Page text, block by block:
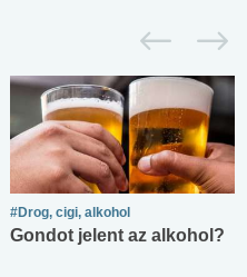
#Drog, cigi, alkohol
Gondot jelent az alkohol?